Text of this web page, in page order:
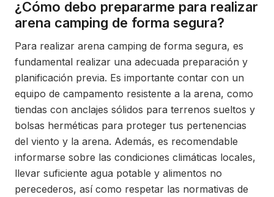
¿Cómo debo prepararme para realizar
arena camping de forma segura?
Para realizar arena camping de forma segura, es
fundamental realizar una adecuada preparación y
planificación previa. Es importante contar con un
equipo de campamento resistente a la arena, como
tiendas con anclajes sólidos para terrenos sueltos y
bolsas herméticas para proteger tus pertenencias
del viento y la arena. Además, es recomendable
informarse sobre las condiciones climáticas locales,
llevar suficiente agua potable y alimentos no
perecederos, así como respetar las normativas de